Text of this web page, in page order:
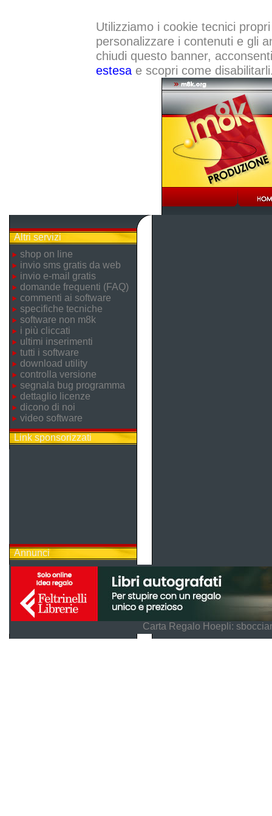
Utilizziamo i cookie tecnici
personalizzare i contenuti e gli
chiudi questo banner,
estesae scopri come
Altri servizi
shop on line
invio sms gratis da web
invio e-mail gratis
domande frequenti (FAQ)
commenti ai software
specifiche tecniche
software non m8k
i più cliccati
ultimi inserimenti
tutti i software
download utility
controlla versione
segnala bug programma
dettaglio licenze
dicono di noi
video software
Link sponsorizzati
Annunci
Carta Regalo Hoepli: